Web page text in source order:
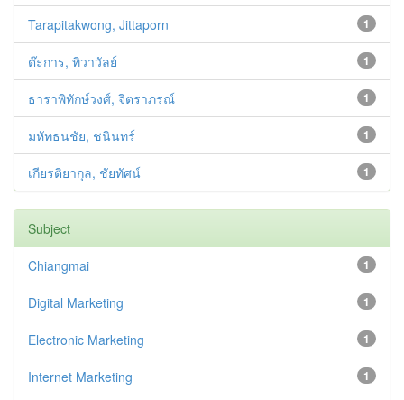
1
Tarapitakwong, Jittaporn
1
ต๊ะการ, ทิวาวัลย์
1
ธาราพิทักษ์วงศ์, จิตราภรณ์
1
มหัทธนชัย, ชนินทร์
1
เกียรติยากุล, ชัยทัศน์
Subject
1
Chiangmai
1
Digital Marketing
1
Electronic Marketing
1
Internet Marketing